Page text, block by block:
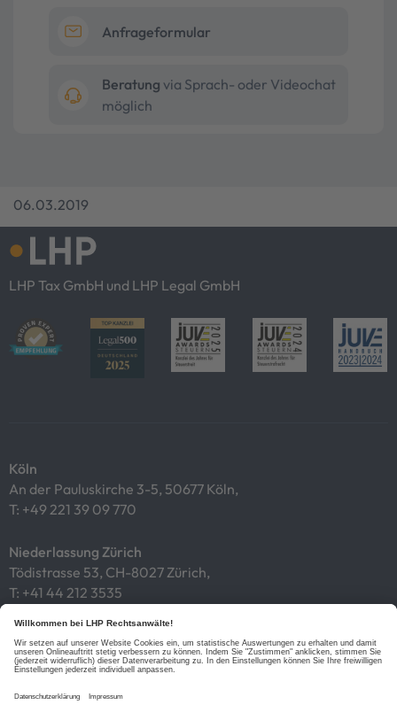
Anfrageformular
Beratung via Sprach- oder Videochat
möglich
06.03.2019
LHP Tax GmbH und LHP Legal GmbH
Köln
An der Pauluskirche 3-5, 50677 Köln,
T: +49 221 39 09 770
Niederlassung Zürich
Tödistrasse 53, CH-8027 Zürich,
T: +41 44 212 3535